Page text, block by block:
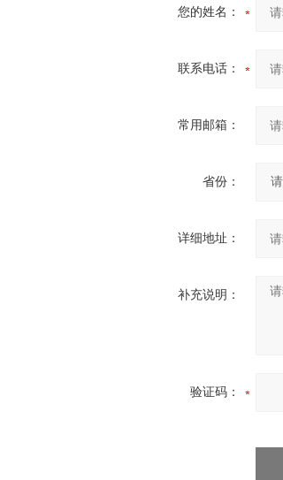
您的姓名：
联系电话：
常用邮箱：
省份：
详细地址：
补充说明：
验证码：